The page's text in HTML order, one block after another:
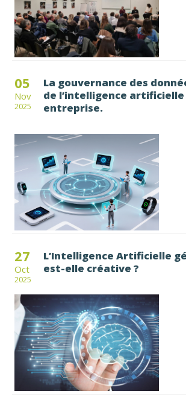
05
Nov
2025
La gouvernance des
de l’intelligence artificielle
entreprise.
27
Oct
2025
L’Intelligence Artificielle
est-elle créative ?